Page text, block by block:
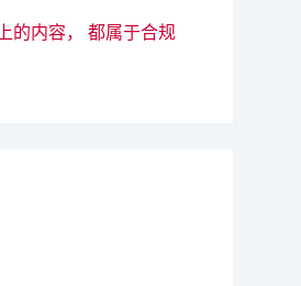
的内容， 都属于合规